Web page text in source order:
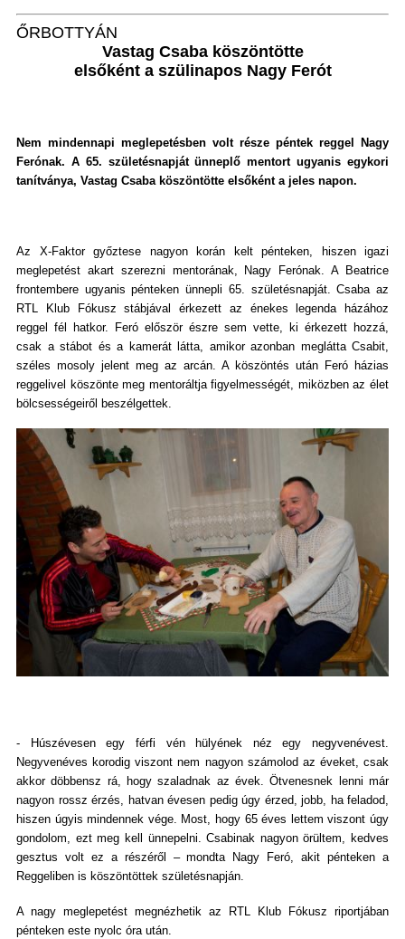
ŐRBOTTYÁN
Vastag Csaba köszöntötte
elsőként a szülinapos Nagy Ferót
Nem mindennapi meglepetésben volt része péntek reggel Nagy
Ferónak. A 65. születésnapját ünneplő mentort ugyanis egykori
tanítványa, Vastag Csaba köszöntötte elsőként a jeles napon.
Az X-Faktor győztese nagyon korán kelt pénteken, hiszen igazi
meglepetést akart szerezni mentorának, Nagy Ferónak. A Beatrice
frontembere ugyanis pénteken ünnepli 65. születésnapját. Csaba az
RTL Klub Fókusz stábjával érkezett az énekes legenda házához
reggel fél hatkor. Feró először észre sem vette, ki érkezett hozzá,
csak a stábot és a kamerát látta, amikor azonban meglátta Csabit,
széles mosoly jelent meg az arcán. A köszöntés után Feró házias
reggelivel köszönte meg mentoráltja figyelmességét, miközben az élet
bölcsességeiről beszélgettek.
- Húszévesen egy férfi vén hülyének néz egy negyvenévest.
Negyvenéves korodig viszont nem nagyon számolod az éveket, csak
akkor döbbensz rá, hogy szaladnak az évek. Ötvenesnek lenni már
nagyon rossz érzés, hatvan évesen pedig úgy érzed, jobb, ha feladod,
hiszen úgyis mindennek vége. Most, hogy 65 éves lettem viszont úgy
gondolom, ezt meg kell ünnepelni. Csabinak nagyon örültem, kedves
gesztus volt ez a részéről – mondta Nagy Feró, akit pénteken a
Reggeliben is köszöntöttek születésnapján.
A nagy meglepetést megnézhetik az RTL Klub Fókusz riportjában
pénteken este nyolc óra után.